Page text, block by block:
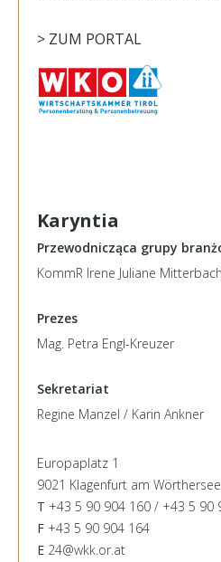
> ZUM PORTAL
Karyntia
Przewodnicząca grupy
KommR Irene Juliane
Prezes
Mag. Petra Engl-Kreuzer
Sekretariat
Regine Manzel / Karin Ankner
Europaplatz 1
9021 Klagenfurt am Wörthersee
T +43 5 90 904 160 / +43 5 90
F +43 5 90 904 164
E 24@wkk.or.at